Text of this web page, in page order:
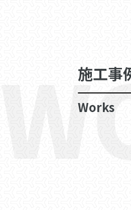
施工事
Works